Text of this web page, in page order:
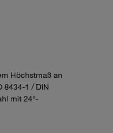
Höchstmaß an
8434-1 / DIN
mit 24°-